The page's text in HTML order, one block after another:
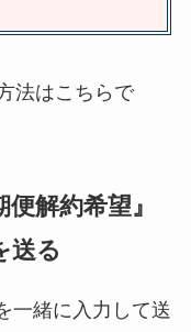
法はこちらで
解約希望』
送る
一緒に入力して送